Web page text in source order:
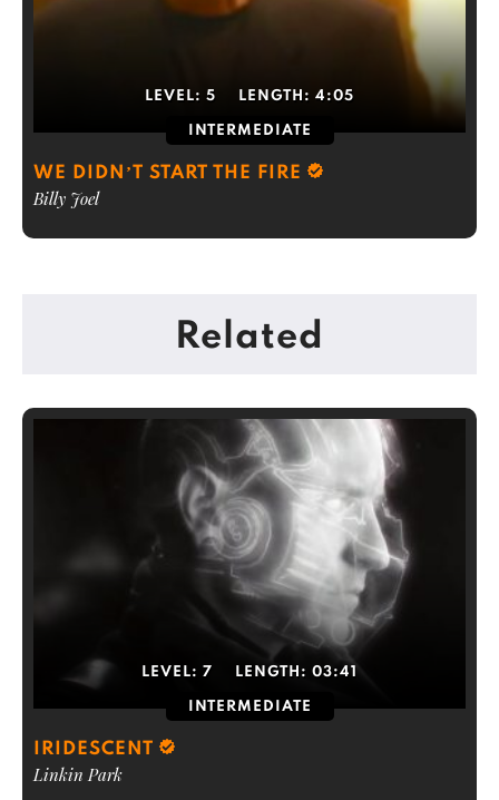
LEVEL: 5 LENGTH: 4:05
INTERMEDIATE
WE DIDN’T START THE FIRE
Billy Joel
Related
LEVEL: 7 LENGTH: 03:41
INTERMEDIATE
IRIDESCENT
Linkin Park